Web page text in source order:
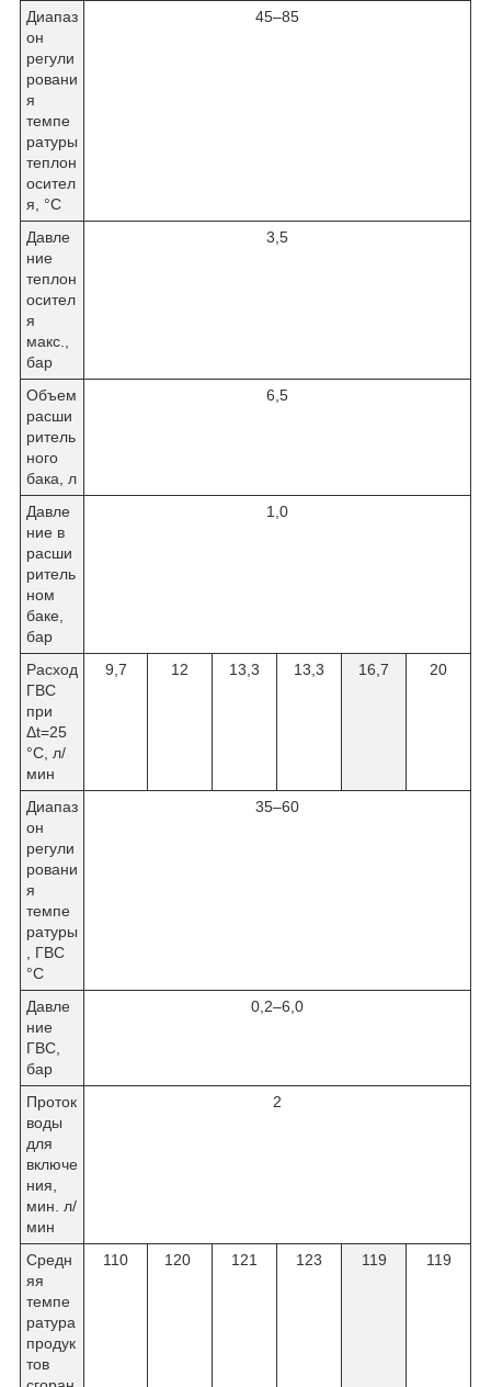
Диапаз
он
регули
ровани
я
темпе
ратуры
теплон
осител
я, °C
45–85
Давле
ние
теплон
осител
я
макс.,
бар
3,5
Объем
расши
ритель
ного
бака, л
6,5
Давле
ние в
расши
ритель
ном
баке,
бар
1,0
Расход
ГВС
при
Δt=25
°C, л/
мин
9,7 12 13,3 13,3 16,7 20
Диапаз
он
регули
ровани
я
темпе
ратуры
, ГВС
°C
35–60
Давле
ние
ГВС,
бар
0,2–6,0
Проток
воды
для
включе
ния,
мин. л/
мин
2
Средн
яя
темпе
ратура
продук
тов
110 120 121 123 119 119